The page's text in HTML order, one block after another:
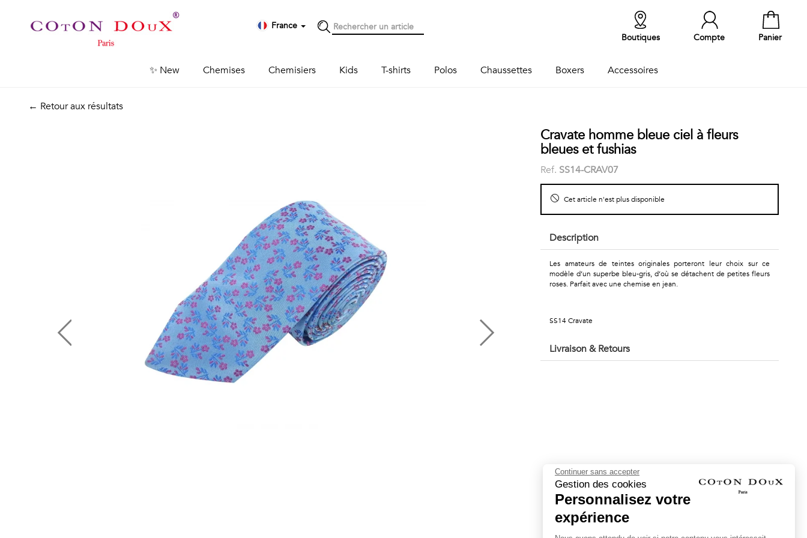
France
Panier
Compte
Boutiques
✨ New Chemises Chemisiers Kids T-shirts Polos Chaussettes Boxers Accessoires
← Retour aux résultats
Cravate homme bleue ciel à fleurs
bleues et fushias
Ref. SS14-CRAV07
Cet article n'est plus disponible
Description
Les amateurs de teintes originales porteront leur choix sur ce
modèle d’un superbe bleu-gris, d’où se détachent de petites fleurs
roses. Parfait avec une chemise en jean.
SS14 Cravate
Livraison & Retours
Continuer sans accepter
Gestion des cookies
Personnalisez votre
expérience